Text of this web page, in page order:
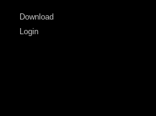
Download
Login